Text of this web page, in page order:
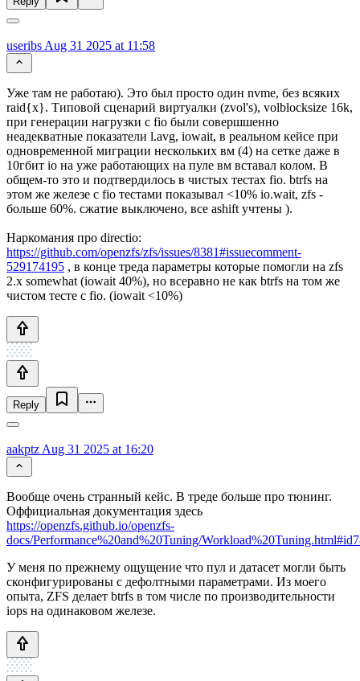
useribs Aug 31 2025 at 11:58
Уже там не работаю). Это был просто один nvme, без всяких
raid{x}. Типовой сценарий виртуалки (zvol's), volblocksize 16k,
при генерации нагрузки с fio были совершшенно
неадекватные показатели l.avg, iowait, в реальном кейсе при
одновременной миграции нескольких вм (4) на сетке даже в
10гбит io на уже работающих на пуле вм вставал колом. В
общем-то это и подтвердилось в чистых тестах fio. btrfs на
этом же железе c fio тестами показывал <10% io.wait, zfs -
больше 60%. сжатие выключено, все ashift учтены ).
Наркомания про directio:
https://github.com/openzfs/zfs/issues/8381#issuecomment-
529174195 , в конце треда параметры которые помогли на zfs
2.x somewhat (iowait 40%), но всеравно не как btrfs на том же
чистом тесте с fio. (iowait <10%)
Reply
aakptz Aug 31 2025 at 16:20
Вообще очень странный кейс. В треде больше про тюнинг.
Оффициальная документация здесь
https://openzfs.github.io/openzfs-
docs/Performance%20and%20Tuning/
У меня по прежнему ощущение что пул и датасет могли быть
сконфигурированы с дефолтными параметрами. Из моего
опыта, ZFS делает btrfs в том числе по производительности
iops на одинаковом железе.